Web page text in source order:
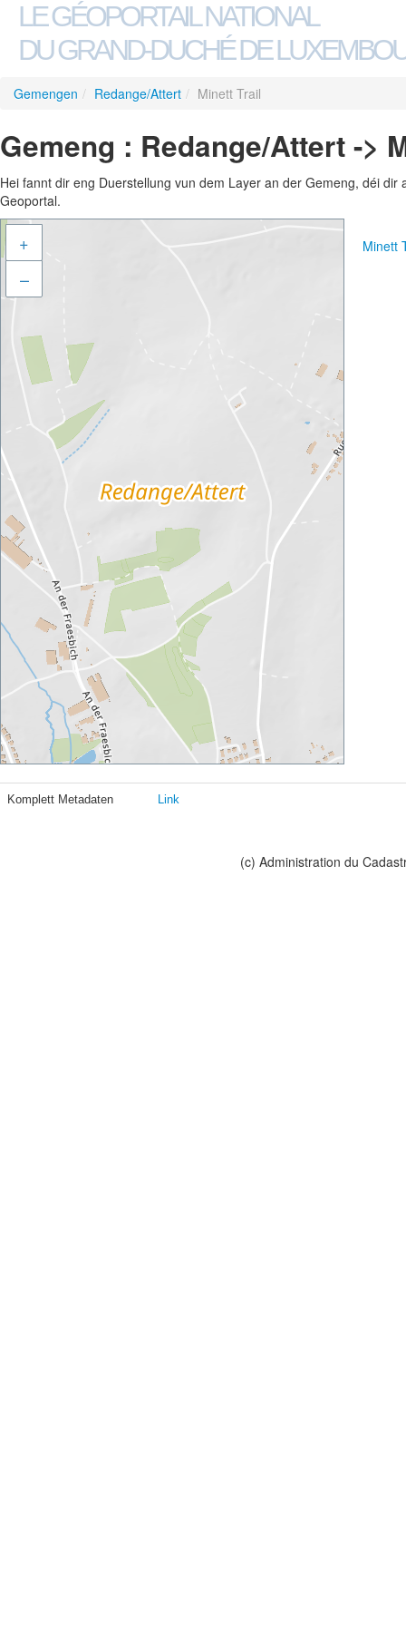
LE GÉOPORTAIL NATIONAL
DU GRAND-DUCHÉ DE
Gemengen / Redange/Attert / Minett Trail
Gemeng : Redange/Attert ->
Hei fannt dir eng Duerstellung vun dem Layer an der Gemeng, déi
Geoportal.
+
–
Minett
Komplett Metadaten Link
(c) Administration du